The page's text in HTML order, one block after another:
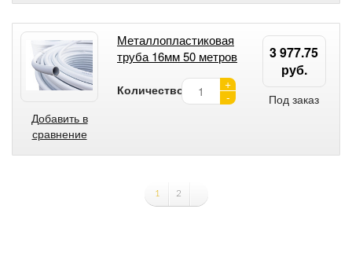
Добавить в
сравнение
Металлопластиковая
труба 16мм 50 метров
Количество:
+
-
3 977.75
руб.
Под заказ
1 2